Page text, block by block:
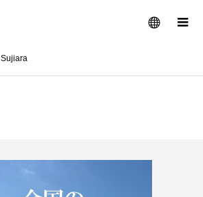
メニュー
Sujiara